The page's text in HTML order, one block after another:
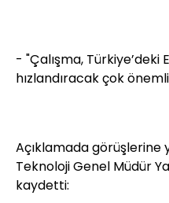
- "Çalışma, Türkiye’deki
hızlandıracak çok
Açıklamada
Teknoloji Genel Müdür
kaydetti: